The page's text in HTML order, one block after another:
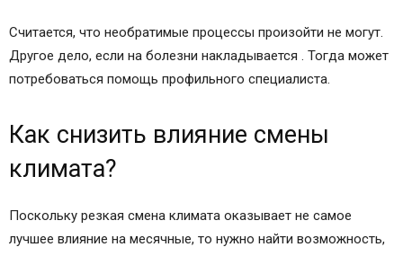
Считается, что необратимые процессы произойти не могут.
Другое дело, если на болезни накладывается . Тогда может
потребоваться помощь профильного специалиста.
Как снизить влияние смены
климата?
Поскольку резкая смена климата оказывает не самое
лучшее влияние на месячные, то нужно найти возможность,